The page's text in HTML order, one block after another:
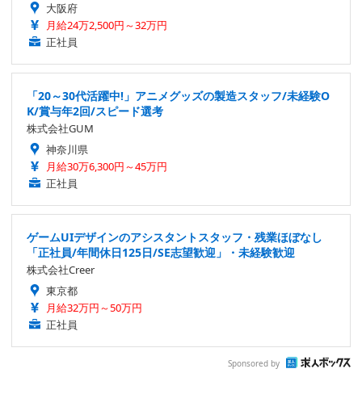
大阪府
月給24万2,500円～32万円
正社員
「20～30代活躍中!」アニメグッズの製造スタッフ/未経験O
K/賞与年2回/スピード選考
株式会社GUM
神奈川県
月給30万6,300円～45万円
正社員
ゲームUIデザインのアシスタントスタッフ・残業ほぼなし
「正社員/年間休日125日/SE志望歓迎」・未経験歓迎
株式会社Creer
東京都
月給32万円～50万円
正社員
Sponsored by